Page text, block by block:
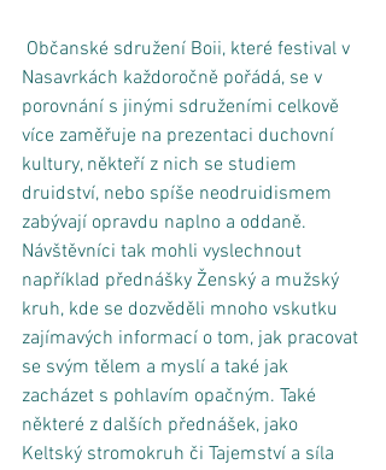
Nasavrkách každoročně pořádá, se v
porovnání s jinými sdruženími celkově
více zaměřuje na prezentaci duchovní
kultury, někteří z nich se studiem
druidství, nebo spíše neodruidismem
zabývají opravdu naplno a oddaně.
Návštěvníci tak mohli vyslechnout
například přednášky Ženský a mužský
kruh, kde se dozvěděli mnoho vskutku
zajímavých informací o tom, jak pracovat
se svým tělem a myslí a také jak
zacházet s pohlavím opačným. Také
některé z dalších přednášek, jako
Keltský stromokruh či Tajemství a síla